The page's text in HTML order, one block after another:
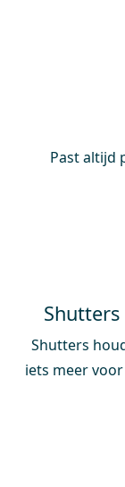
Past altijd
Shutters
iets meer